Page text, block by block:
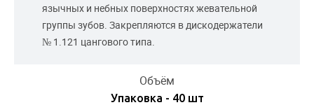
Объём
Упаковка - 40 шт
язычных и небных поверхностях жевательной
группы зубов. Закрепляются в дискодержатели
№ 1.121 цангового типа.